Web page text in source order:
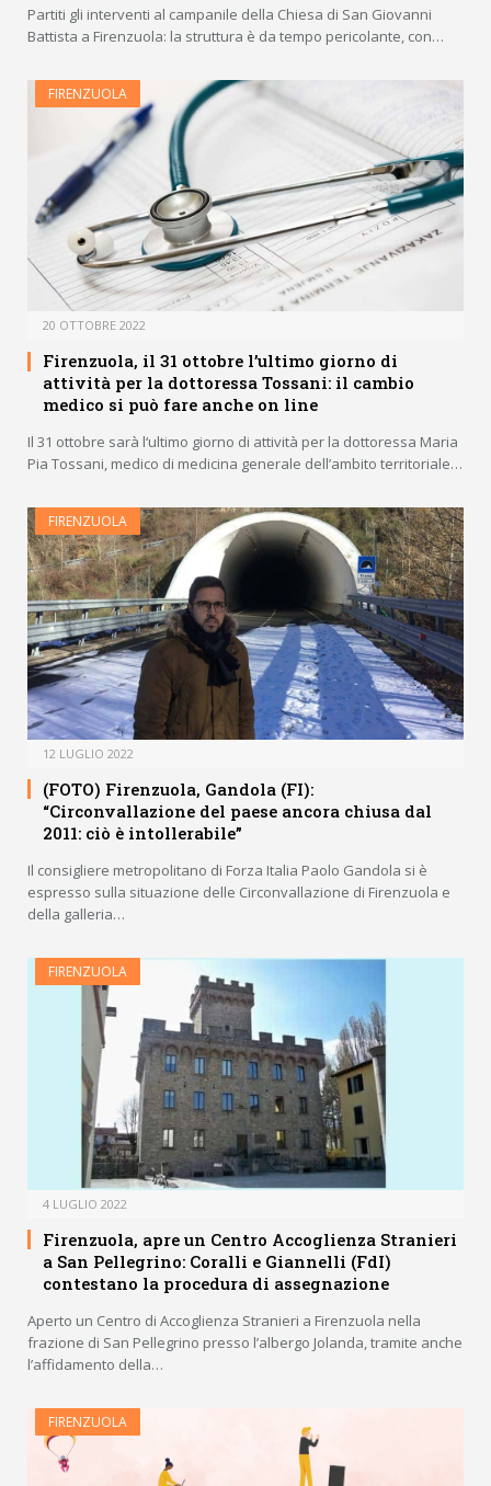
Partiti gli interventi al campanile della Chiesa di San Giovanni
Battista a Firenzuola: la struttura è da tempo pericolante, con…
FIRENZUOLA
20 OTTOBRE 2022
Firenzuola, il 31 ottobre l’ultimo giorno di
attività per la dottoressa Tossani: il cambio
medico si può fare anche on line
Il 31 ottobre sarà l‘ultimo giorno di attività per la dottoressa Maria
Pia Tossani, medico di medicina generale dell’ambito territoriale…
FIRENZUOLA
12 LUGLIO 2022
(FOTO) Firenzuola, Gandola (FI):
“Circonvallazione del paese ancora chiusa dal
2011: ciò è intollerabile”
Il consigliere metropolitano di Forza Italia Paolo Gandola si è
espresso sulla situazione delle Circonvallazione di Firenzuola e
della galleria…
FIRENZUOLA
4 LUGLIO 2022
Firenzuola, apre un Centro Accoglienza Stranieri
a San Pellegrino: Coralli e Giannelli (FdI)
contestano la procedura di assegnazione
Aperto un Centro di Accoglienza Stranieri a Firenzuola nella
frazione di San Pellegrino presso l’albergo Jolanda, tramite anche
l’affidamento della…
FIRENZUOLA